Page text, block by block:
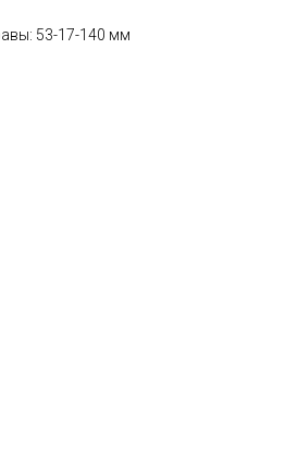
53-17-140 мм